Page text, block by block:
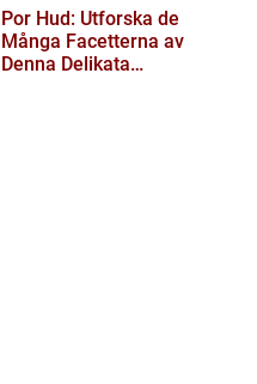
Por Hud: Utforska de
Många Facetterna av
Denna Delikata